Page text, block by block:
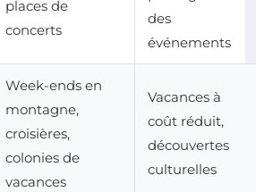
places de
concerts
des
événements
Week-ends en
montagne,
croisières,
colonies de
vacances
Vacances à
coût réduit,
découvertes
culturelles